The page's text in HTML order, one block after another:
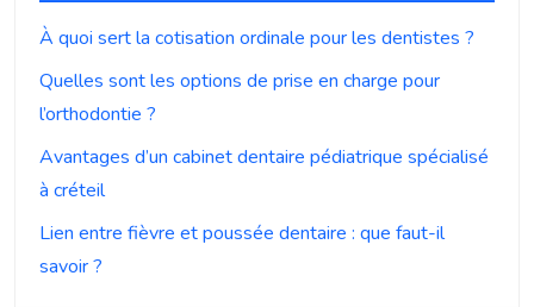
À quoi sert la cotisation ordinale pour les dentistes ?
Quelles sont les options de prise en charge pour
l’orthodontie ?
Avantages d’un cabinet dentaire pédiatrique spécialisé
à créteil
Lien entre fièvre et poussée dentaire : que faut-il
savoir ?